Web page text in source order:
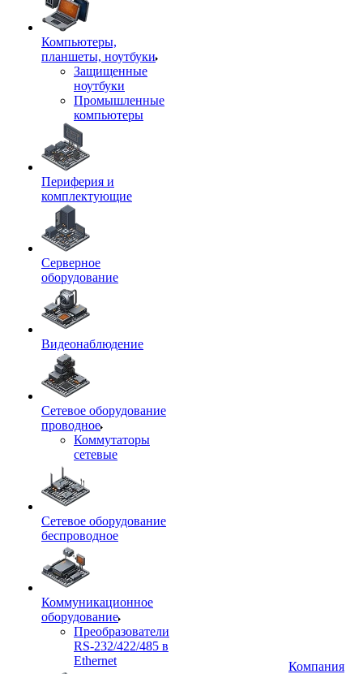
Компьютеры,
планшеты, ноутбуки
Защищенные
ноутбуки
Промышленные
компьютеры
Периферия и
комплектующие
Серверное
оборудование
Видеонаблюдение
Сетевое оборудование
проводное
Коммутаторы
сетевые
Сетевое оборудование
беспроводное
Коммуникационное
оборудование
Преобразователи
RS-232/422/485 в
Ethernet
Компания